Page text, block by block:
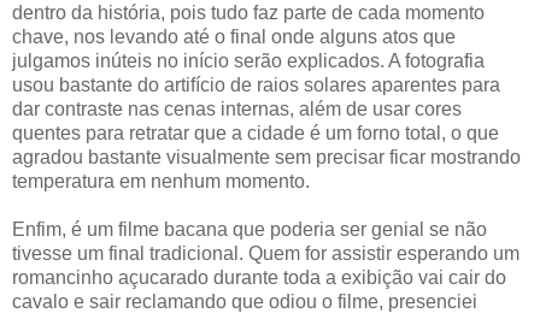
dentro da história, pois tudo faz parte de cada momento
chave, nos levando até o final onde alguns atos que
julgamos inúteis no início serão explicados. A fotografia
usou bastante do artifício de raios solares aparentes para
dar contraste nas cenas internas, além de usar cores
quentes para retratar que a cidade é um forno total, o que
agradou bastante visualmente sem precisar ficar mostrando
temperatura em nenhum momento.
Enfim, é um filme bacana que poderia ser genial se não
tivesse um final tradicional. Quem for assistir esperando um
romancinho açucarado durante toda a exibição vai cair do
cavalo e sair reclamando que odiou o filme, presenciei